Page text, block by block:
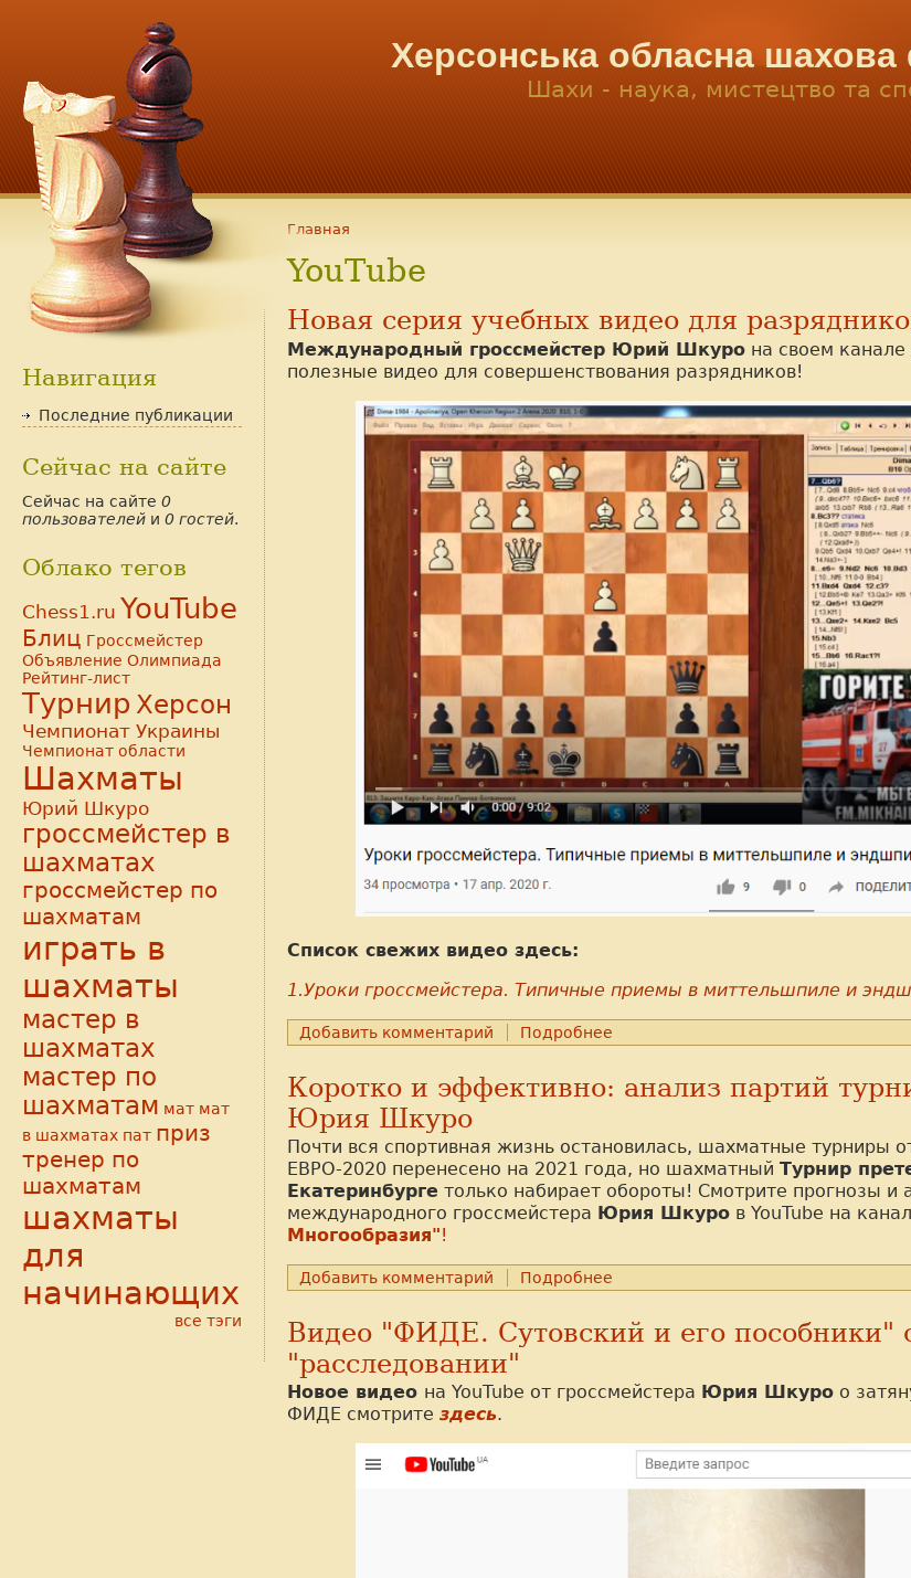
Херсонська обласна шахова
Шахи - наука, мистецтво та
Главная
YouTube
Новая серия учебных видео для
Международный гроссмейстер Юрий Шкуро на своем канале
полезные видео для совершенствования разрядников!
Список свежих видео здесь:
1.Уроки гроссмейстера. Типичные приемы в миттельшпиле и
Добавить комментарий Подробнее
Коротко и эффективно: анализ партий
Юрия Шкуро
Почти вся спортивная жизнь остановилась, шахматные турниры
ЕВРО-2020 перенесено на 2021 года, но шахматный Турнир
Екатеринбурге только набирает обороты! Смотрите прогнозы и
международного гроссмейстера Юрия Шкуро в YouTube на
Многообразия"!
Добавить комментарий Подробнее
Видео "ФИДЕ. Сутовский и его пособники"
"расследовании"
Новое видео на YouTube от гроссмейстера Юрия Шкуро о
ФИДЕ смотрите здесь.
Навигация
Последние публикации
Сейчас на сайте
Сейчас на сайте 0
пользователей и 0 гостей.
Облако тегов
Chess1.ru YouTube
Блиц Гроссмейстер
Объявление Олимпиада
Рейтинг-лист
Турнир Херсон
Чемпионат Украины
Чемпионат области
Шахматы
Юрий Шкуро
гроссмейстер в
шахматах
гроссмейстер по
шахматам
играть в
шахматы
мастер в
шахматах
мастер по
шахматам мат мат
в шахматах пат приз
тренер по
шахматам
шахматы
для
начинающих
все тэги